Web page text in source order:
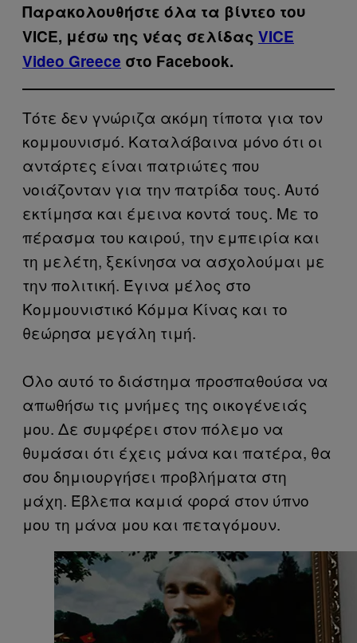
Παρακολουθήστε όλα τα βίντεo του
VICE, μέσω της νέας σελίδας VICE
Video Greece στο Facebook.
Τότε δεν γνώριζα ακόμη τίποτα για τον
κομμουνισμό. Καταλάβαινα μόνο ότι οι
αντάρτες είναι πατριώτες που
νοιάζονταν για την πατρίδα τους. Αυτό
εκτίμησα και έμεινα κοντά τους. Με το
πέρασμα του καιρού, την εμπειρία και
τη μελέτη, ξεκίνησα να ασχολούμαι με
την πολιτική. Έγινα μέλος στο
Κομμουνιστικό Κόμμα Κίνας και το
θεώρησα μεγάλη τιμή.
Όλο αυτό το διάστημα προσπαθούσα να
απωθήσω τις μνήμες της οικογένειάς
μου. Δε συμφέρει στον πόλεμο να
θυμάσαι ότι έχεις μάνα και πατέρα, θα
σου δημιουργήσει προβλήματα στη
μάχη. Έβλεπα καμιά φορά στον ύπνο
μου τη μάνα μου και πεταγόμουν.